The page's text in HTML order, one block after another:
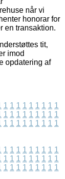
når vi
honorar for
en transaktion.
tit,
imod
opdatering af
1 1 1 1 1 1 1 1 1
1 1 1 1 1 1 1 1 1
1 1 1 1 1 1 1 1 1
1 1 1 1 1 1 1 1 1
1 1 1 1 1 1 1 1 1
1 1 1 1 1 1 1 1 1